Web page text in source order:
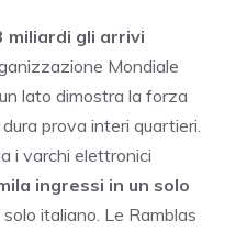
miliardi gli arrivi
Mondiale
lato dimostra la forza
prova interi quartieri.
i varchi elettronici
ingressi in un solo
solo italiano. Le Ramblas